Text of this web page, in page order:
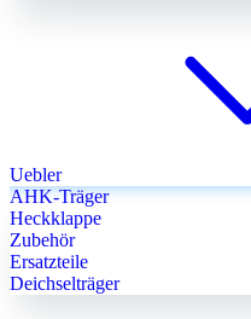
Uebler
AHK-Träger
Heckklappe
Zubehör
Ersatzteile
Deichselträger